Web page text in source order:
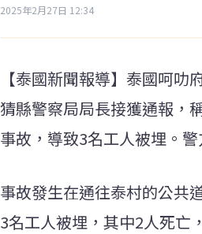
2025年2月27日 12:34
【泰國新聞報導】泰國呵
猜縣警察局局長接獲通報，
事故，導致3名工人被埋。
事故發生在通往泰村的公共
3名工人被埋，其中2人死亡